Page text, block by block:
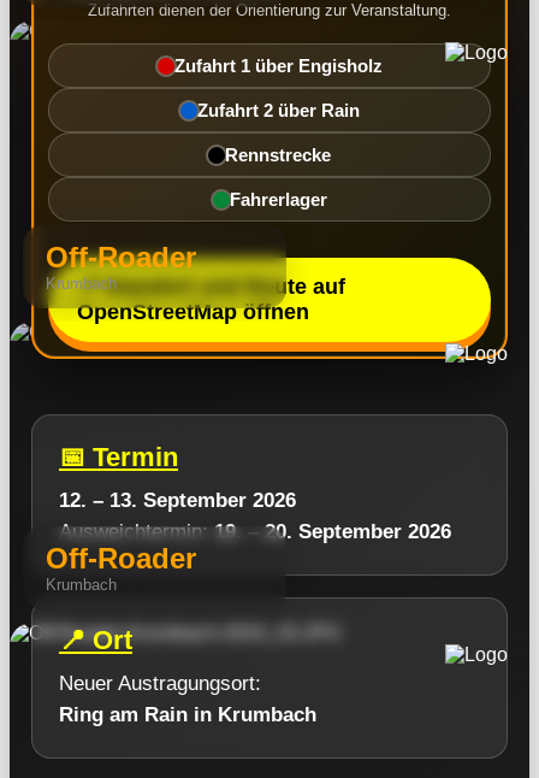
Off-Roader
Krumbach
Off-Roader
Krumbach
Zufahrten dienen der Orientierung zur Veranstaltung.
Zufahrt 1 über Engisholz
Zufahrt 2 über Rain
Rennstrecke
Fahrerlager
📍 Standort und Route auf
OpenStreetMap öffnen
📅 Termin
12. – 13. September 2026
Ausweichtermin: 19. – 20. September 2026
📍 Ort
Neuer Austragungsort:
Ring am Rain in Krumbach